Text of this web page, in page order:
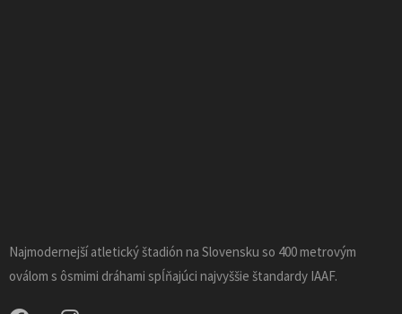
Najmodernejší atletický štadión na Slovensku so 400 metrovým
oválom s ôsmimi dráhami spĺňajúci najvyššie štandardy IAAF.